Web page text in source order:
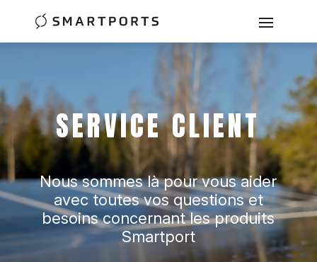
SERVICE CLIENT
Nous sommes là pour vous aider
avec toutes vos questions et
besoins concernant les produits
Smartport